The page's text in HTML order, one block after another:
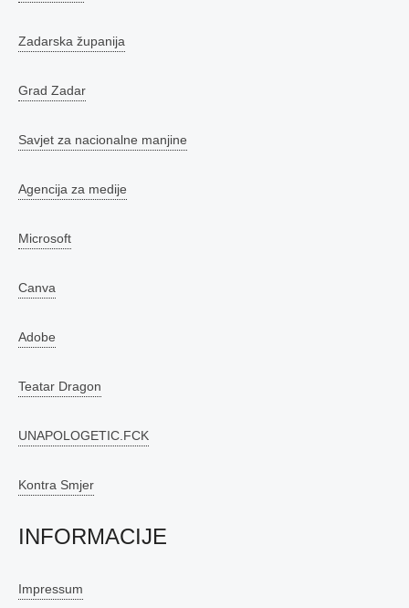
Zadarska županija
Grad Zadar
Savjet za nacionalne manjine
Agencija za medije
Microsoft
Canva
Adobe
Teatar Dragon
UNAPOLOGETIC.FCK
Kontra Smjer
INFORMACIJE
Impressum